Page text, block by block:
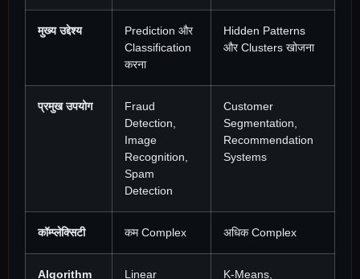
मुख्य उद्देश्य
Prediction और
Classification
करना
Hidden Patterns
और Clusters खोजना
प्रमुख उपयोग
Fraud
Detection,
Image
Recognition,
Spam
Detection
Customer
Segmentation,
Recommendation
Systems
कॉम्प्लेक्सिटी कम Complex अधिक Complex
Algorithm
Linear
K-Means,